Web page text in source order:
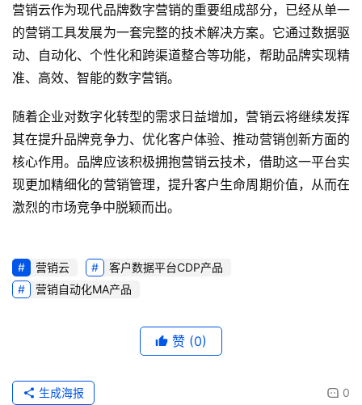
营销云作为现代品牌数字营销的重要组成部分，已经从单一
的营销工具发展为一套完整的技术解决方案。它通过数据驱
动、自动化、个性化和跨渠道整合等功能，帮助品牌实现精
准、高效、智能的数字营销。
随着企业对数字化转型的需求日益增加，营销云将继续发挥
其在提升品牌竞争力、优化客户体验、推动营销创新方面的
核心作用。品牌应该积极拥抱营销云技术，借助这一平台实
现更加精细化的营销管理，提升客户生命周期价值，从而在
激烈的市场竞争中脱颖而出。
营销云
客户数据平台CDP产品
营销自动化MA产品
赞 (0)
0
生成海报